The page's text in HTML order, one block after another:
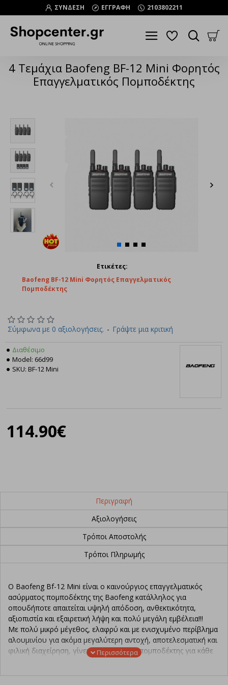
ΣΥΝΔΕΣΗ ΕΓΓΡΑΦΗ 2103802211
4 Τεμάχια Baofeng BF-12 Mini Φορητός
Επαγγελματικός Πομποδέκτης
Ετικέτες:
Baofeng BF-12 Mini Φορητός Επαγγελματικός
Πομποδέκτης
Σύμφωνα με 0 αξιολογήσεις. - Γράψτε μια κριτική
114.90€
Διαθέσιμο
Model: 66d99
SKU: BF-12 Mini
Περιγραφή
Αξιολογήσεις
Τρόποι Αποστολής
Τρόποι Πληρωμής
Ο Baofeng Bf-12 Mini είναι ο καινούργιος επαγγελματικός
ασύρματος πομποδέκτης της Baofeng κατάλληλος για
οπουδήποτε απαιτείται υψηλή απόδοση, ανθεκτικότητα,
αξιοπιστία και εξαιρετική λήψη και πολύ μεγάλη εμβέλεια!!!
Με πολύ μικρό μέγεθος, ελαφρύ και με ενισχυμένο περίβλημα
αλουμινίου για ακόμα μεγαλύτερη αντοχή, αποτελεσματική και
φιλική διαχείρηση, γίνεται ο απόλυτος πομποδέκτης για κάθε